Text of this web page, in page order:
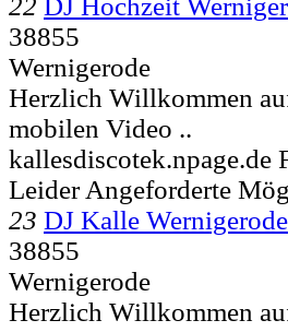
38855
Wernigerode
Herzlich Willkommen
mobilen Video ..
kallesdiscotek.npage.de
Leider Angeforderte
23 DJ Kalle Wernigerode
38855
Wernigerode
Herzlich Willkommen